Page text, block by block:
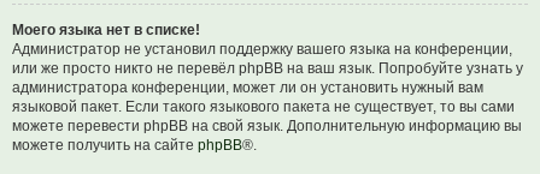
Моего языка нет в списке!
Администратор не установил поддержку вашего языка на конференции,
или же просто никто не перевёл phpBB на ваш язык. Попробуйте узнать у
администратора конференции, может ли он установить нужный вам
языковой пакет. Если такого языкового пакета не существует, то вы сами
можете перевести phpBB на свой язык. Дополнительную информацию вы
можете получить на сайте phpBB®.